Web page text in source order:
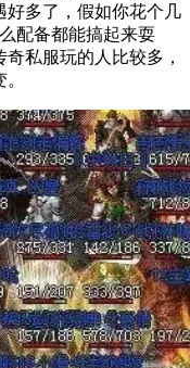
好多了，假如你花个几
备都能搞起来耍
私服玩的人比较多，
变。